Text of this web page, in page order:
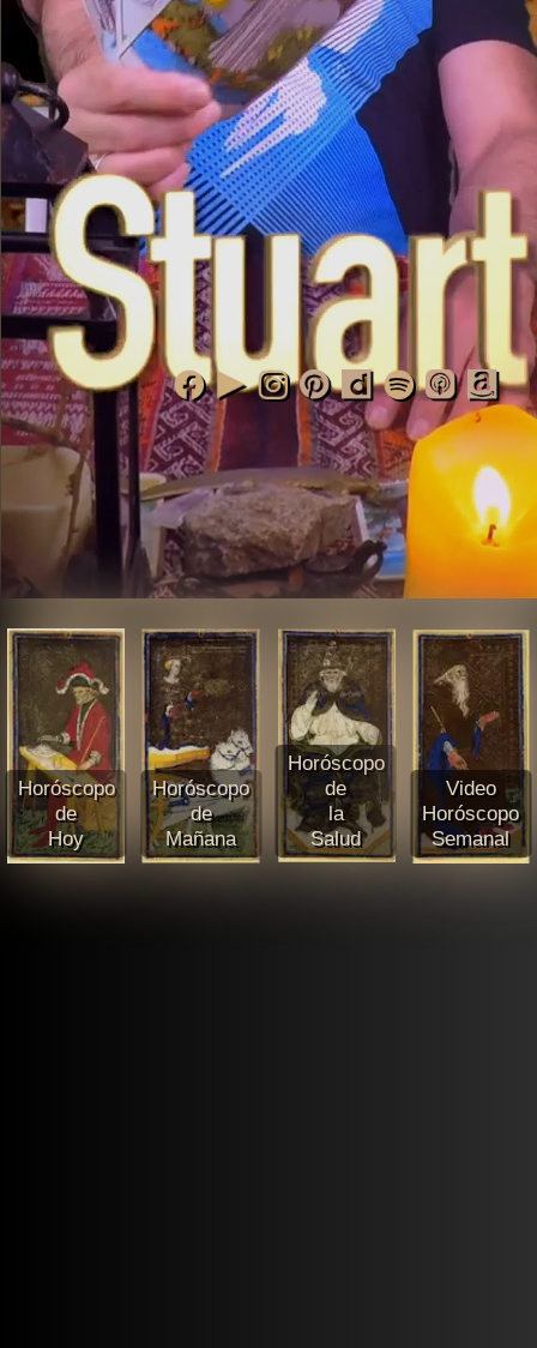
Horóscopo
de
Hoy
Horóscopo
de
Mañana
Horóscopo
de
la
Salud
Video
Horóscopo
Semanal